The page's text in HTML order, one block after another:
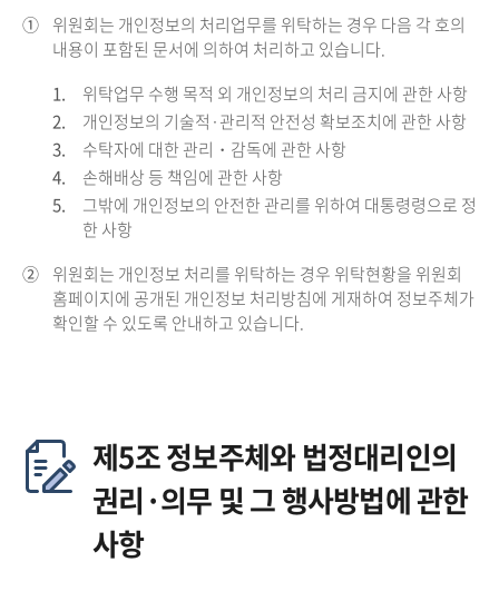
① 위원회는 개인정보의 처리업무를 위탁하는 경우 다음 각 호의
내용이 포함된 문서에 의하여 처리하고 있습니다.
1.
위탁업무 수행 목적 외 개인정보의 처리 금지에 관한 사항
2.
개인정보의 기술적·관리적 안전성 확보조치에 관한 사항
3.
수탁자에 대한 관리・감독에 관한 사항
4.
손해배상 등 책임에 관한 사항
5.
그밖에 개인정보의 안전한 관리를 위하여 대통령령으로 정
한 사항
② 위원회는 개인정보 처리를 위탁하는 경우 위탁현황을 위원회
홈페이지에 공개된 개인정보 처리방침에 게재하여 정보주체가
확인할 수 있도록 안내하고 있습니다.
제5조 정보주체와 법정대리인의
권리·의무 및 그 행사방법에 관한
사항